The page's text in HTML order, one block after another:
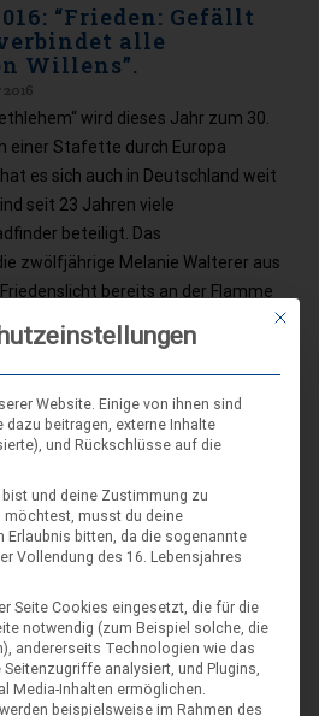
“Frieden: Gefällt
alle
Willens”.
wird dieses Jahr zum 30.
einer Stafette durch Europa
es sich auch in Deutschland weit
seit 23 Jahren viele
beteiligt. Das
zwölfjährige Melanie Walterer aus
bereits an der Flamme
Mit
Website. Einige von ihnen sind
dazu beitragen, externe Inhalte
und Rückschlüsse auf die
und deine Zustimmung zu
möchtest, musst du deine
Erlaubnis bitten, da die sogenannte
Vollendung des 16. Lebensjahres
Seite Cookies eingesetzt, die für die
notwendig (zum Beispiel solche, die
andererseits Technologien wie das
analysiert, und Plugins,
Media-Inhalten ermöglichen.
beispielsweise im Rahmen des